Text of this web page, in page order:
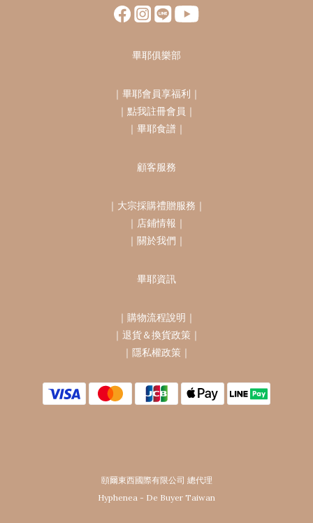
畢耶俱樂部
｜ 畢耶會員享福利 ｜
｜ 點我註冊會員 ｜
｜ 畢耶食譜 ｜
顧客服務
｜ 大宗採購禮贈服務 ｜
｜ 店鋪情報 ｜
｜ 關於我們 ｜
畢耶資訊
｜ 購物流程說明 ｜
｜ 退貨＆換貨政策 ｜
｜ 隱私權政策 ｜
頤爾東西國際有限公司 總代理
Hyphenea - De Buyer Taiwan